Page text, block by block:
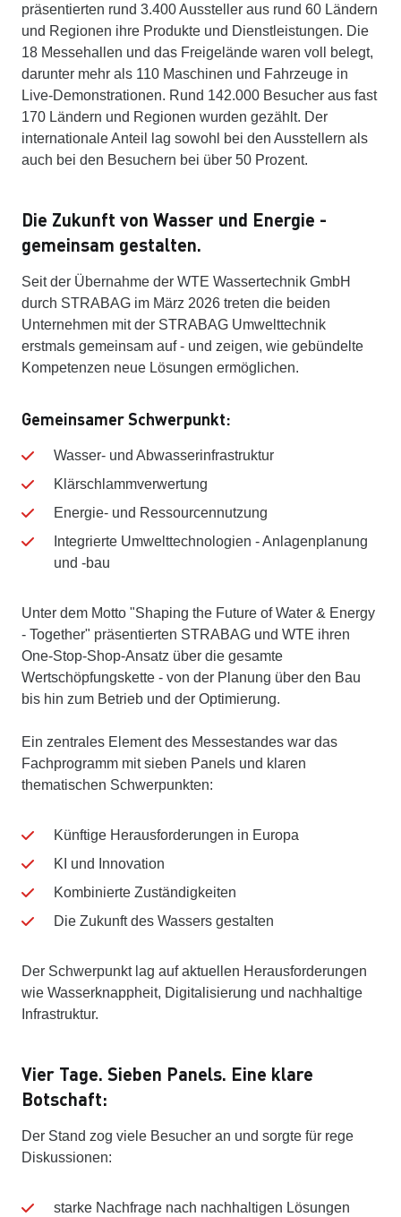
präsentierten rund 3.400 Aussteller aus rund 60 Ländern
und Regionen ihre Produkte und Dienstleistungen. Die
18 Messehallen und das Freigelände waren voll belegt,
darunter mehr als 110 Maschinen und Fahrzeuge in
Live-Demonstrationen. Rund 142.000 Besucher aus fast
170 Ländern und Regionen wurden gezählt. Der
internationale Anteil lag sowohl bei den Ausstellern als
auch bei den Besuchern bei über 50 Prozent.
Die Zukunft von Wasser und Energie -
gemeinsam gestalten.
Seit der Übernahme der WTE Wassertechnik GmbH
durch STRABAG im März 2026 treten die beiden
Unternehmen mit der STRABAG Umwelttechnik
erstmals gemeinsam auf - und zeigen, wie gebündelte
Kompetenzen neue Lösungen ermöglichen.
Gemeinsamer Schwerpunkt:
Wasser- und Abwasserinfrastruktur
Klärschlammverwertung
Energie- und Ressourcennutzung
Integrierte Umwelttechnologien - Anlagenplanung
und -bau
Unter dem Motto "Shaping the Future of Water & Energy
- Together" präsentierten STRABAG und WTE ihren
One-Stop-Shop-Ansatz über die gesamte
Wertschöpfungskette - von der Planung über den Bau
bis hin zum Betrieb und der Optimierung.
Ein zentrales Element des Messestandes war das
Fachprogramm mit sieben Panels und klaren
thematischen Schwerpunkten:
Künftige Herausforderungen in Europa
KI und Innovation
Kombinierte Zuständigkeiten
Die Zukunft des Wassers gestalten
Der Schwerpunkt lag auf aktuellen Herausforderungen
wie Wasserknappheit, Digitalisierung und nachhaltige
Infrastruktur.
Vier Tage. Sieben Panels. Eine klare
Botschaft:
Der Stand zog viele Besucher an und sorgte für rege
Diskussionen:
starke Nachfrage nach nachhaltigen Lösungen